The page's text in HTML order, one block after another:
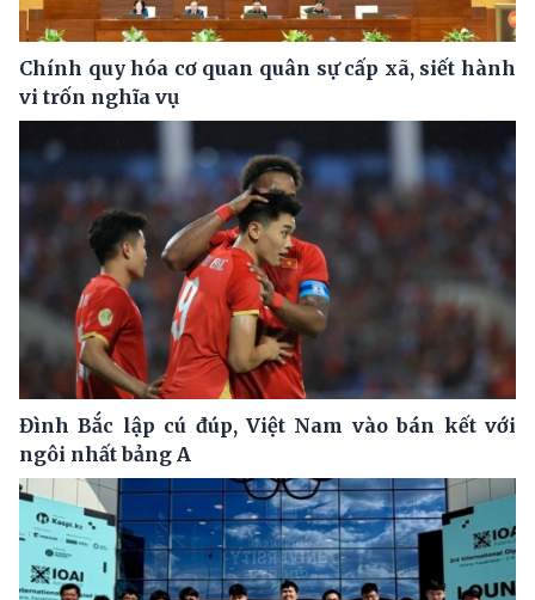
Chính quy hóa cơ quan quân sự cấp xã, siết hành
vi trốn nghĩa vụ
Đình Bắc lập cú đúp, Việt Nam vào bán kết với
ngôi nhất bảng A